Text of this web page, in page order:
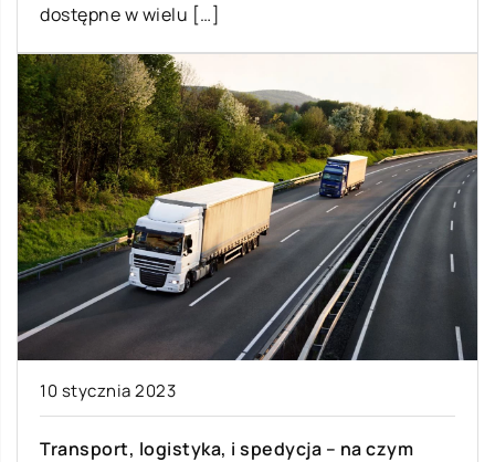
dostępne w wielu […]
10 stycznia 2023
Transport, logistyka, i spedycja – na czym